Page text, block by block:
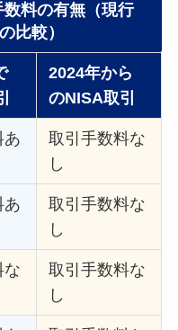
料の有無（現行
比較）
2024年から
のNISA取引
あ
取引手数料な
し
あ
取引手数料な
し
な
取引手数料な
し